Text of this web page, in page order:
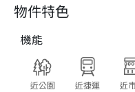
物件特色
機能
近公園 近捷運 近